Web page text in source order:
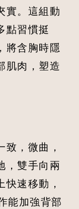
實。這組動
點習慣挺
將含胸時隱
肌肉，塑造
，微曲，
，雙手向兩
速移動，
能加強背部